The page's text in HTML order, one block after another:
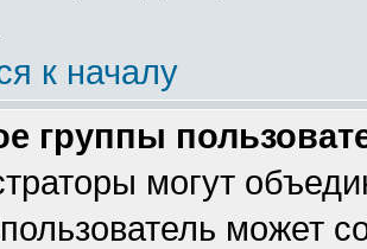
к началу
группы
могут
может